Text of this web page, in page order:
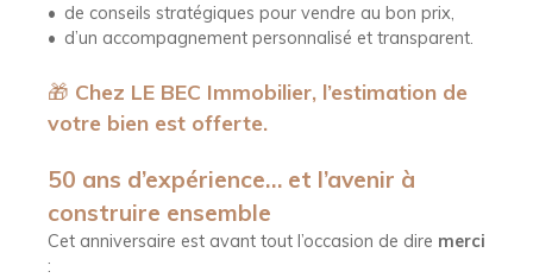
de conseils stratégiques pour vendre au bon prix,
d’un accompagnement personnalisé et transparent.
🎁 Chez LE BEC Immobilier, l’estimation de
votre bien est offerte.
50 ans d’expérience… et l’avenir à
construire ensemble
Cet anniversaire est avant tout l’occasion de dire merci
: